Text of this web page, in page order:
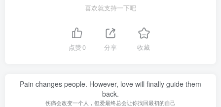
喜欢就支持一下吧
点赞0 分享 收藏
Pain changes people. However, love will finally guide them
back.
伤痛会改变一个人，但爱最终总会让你找回最初的自己